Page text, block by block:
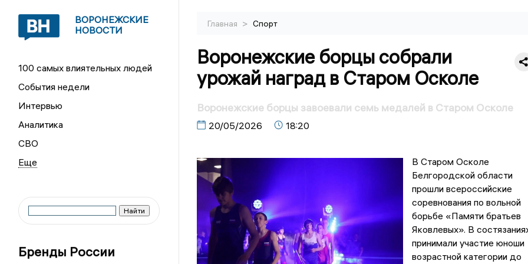
ВОРОНЕЖСКИЕ
НОВОСТИ
100 самых влиятельных людей
События недели
Интервью
Аналитика
СВО
Бренды России
Главная > Спорт
Воронежские борцы собрали
урожай наград в Старом Осколе
Воронежские борцы завоевали семь медалей в Старом Осколе
20/05/2026 18:20
В Старом Осколе
Белгородской области
прошли всероссийские
соревнования по вольной
борьбе «Памяти братьев
Яковлевых». В
принимали участие юноши
возрастной категории до